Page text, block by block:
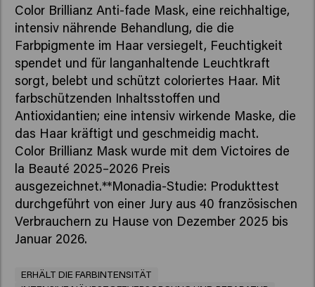
Color Brillianz Anti-fade Mask, eine reichhaltige,
intensiv nährende Behandlung, die die
Farbpigmente im Haar versiegelt, Feuchtigkeit
spendet und für langanhaltende Leuchtkraft
sorgt, belebt und schützt coloriertes Haar. Mit
farbschützenden Inhaltsstoffen und
Antioxidantien; eine intensiv wirkende Maske, die
das Haar kräftigt und geschmeidig macht.
Color Brillianz Mask wurde mit dem Victoires de
la Beauté 2025–2026 Preis
ausgezeichnet.**Monadia-Studie: Produkttest
durchgeführt von einer Jury aus 40 französischen
Verbrauchern zu Hause von Dezember 2025 bis
Januar 2026.
ERHÄLT DIE FARBINTENSITÄT